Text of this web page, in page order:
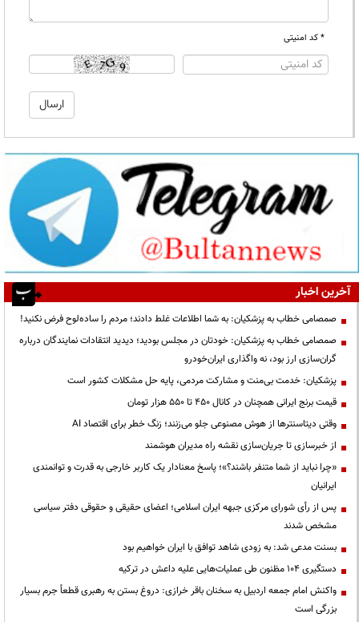
* کد امنیتی
آخرین اخبار
صمصامی خطاب به پزشکیان: به شما اطلاعات غلط دادند؛ مردم را ساده‌لوح فرض نکنید!
صمصامی خطاب به پزشکیان: خودتان در مجلس بودید؛ دیدید انتقادات نمایندگان درباره
گران‌سازی ارز بود، نه واگذاری ایران‌خودرو
پزشکیان: خدمت بی‌منت و مشارکت مردمی، پایه حل مشکلات کشور است
قیمت‌ برنج ایرانی همچنان در کانال ۴۵۰ تا ۵۵۰ هزار تومان
وقتی دیتاسنترها از هوش مصنوعی جلو می‌زنند؛ زنگ خطر برای اقتصاد AI
از خبرسازی تا جریان‌سازی نقشه راه مدیران هوشمند
«چرا نباید از شما متنفر باشند؟»؛ پاسخ معنادار یک کاربر خارجی به قدرت و توانمندی
ایرانیان
پس از رأی شورای مرکزی جبهه ایران اسلامی؛ اعضای حقیقی و حقوقی دفتر سیاسی
مشخص شدند
بسنت مدعی شد: به زودی شاهد توافق با ایران خواهیم بود
دستگیری ۱۰۴ مظنون طی عملیات‌هایی علیه داعش در ترکیه
واکنش امام جمعه اردبیل به سخنان باقر خرازی: دروغ بستن به رهبری قطعاً جرم بسیار
بزرگی است